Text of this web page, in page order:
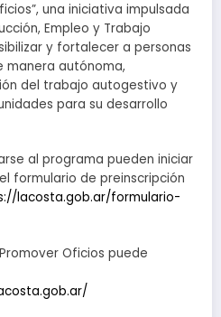
una iniciativa impulsada
Empleo y Trabajo
y fortalecer a personas
manera autónoma,
del trabajo autogestivo y
para su desarrollo
al programa pueden iniciar
formulario de preinscripción
lacosta.gob.ar/formulario-
Oficios puede